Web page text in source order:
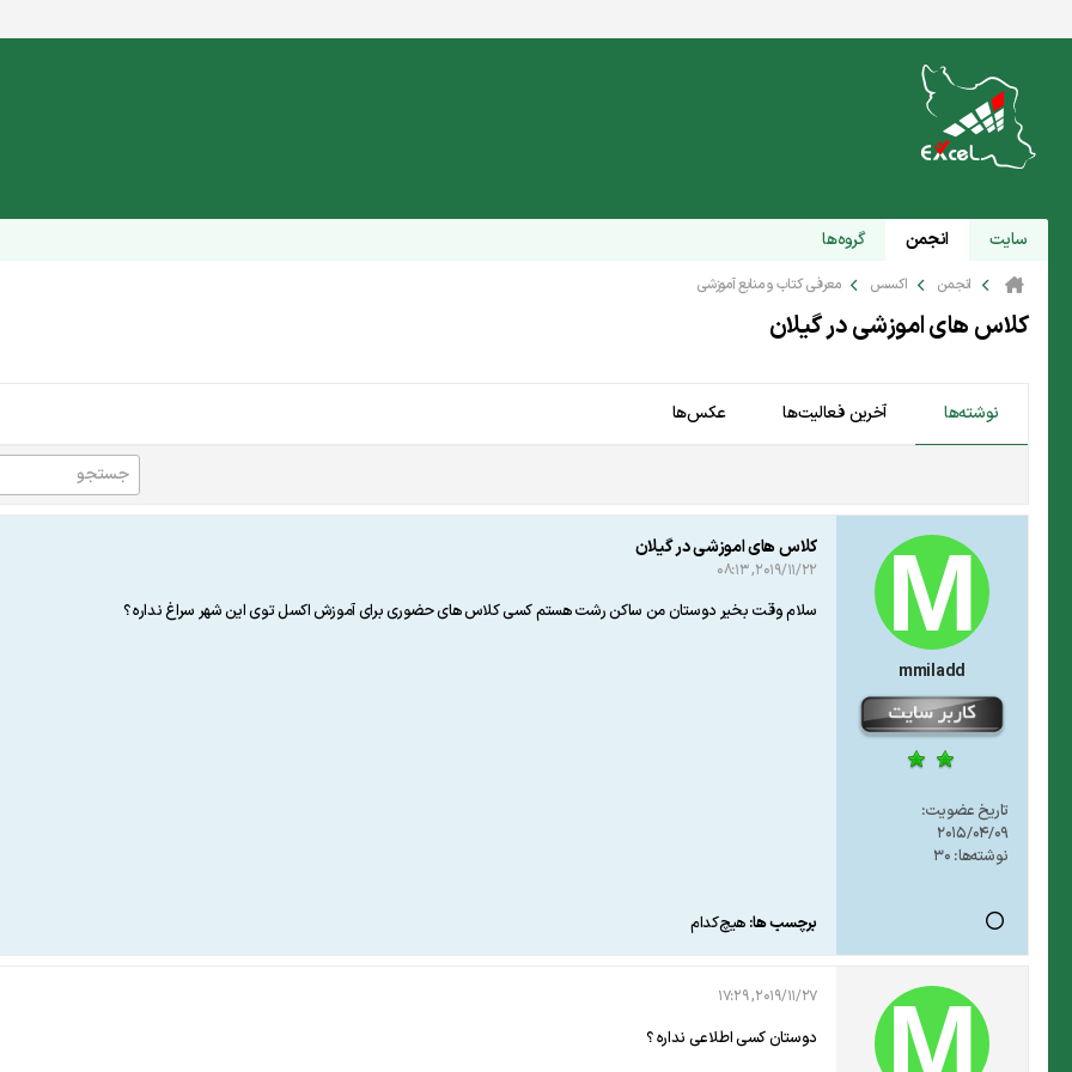
سایت انجمن گروه‌ها
انجمن اکسس معرفی کتاب و منابع آموزشی
کلاس های اموزشی در گیلان
نوشته‌ها آخرین فعالیت‌ها عکس‌ها
mmiladd
تاریخ عضویت:
2015/04/09
نوشته‌ها: 30
کلاس های اموزشی در گیلان
2019/11/22, 08:13
سلام وقت بخیر دوستان من ساکن رشت هستم کسی کلاس های حضوری برای آموزش اکسل توی این شهر سراغ نداره ؟
برچسب ها: هیچ‌کدام
2019/11/27, 17:29
دوستان کسی اطلاعی نداره ؟